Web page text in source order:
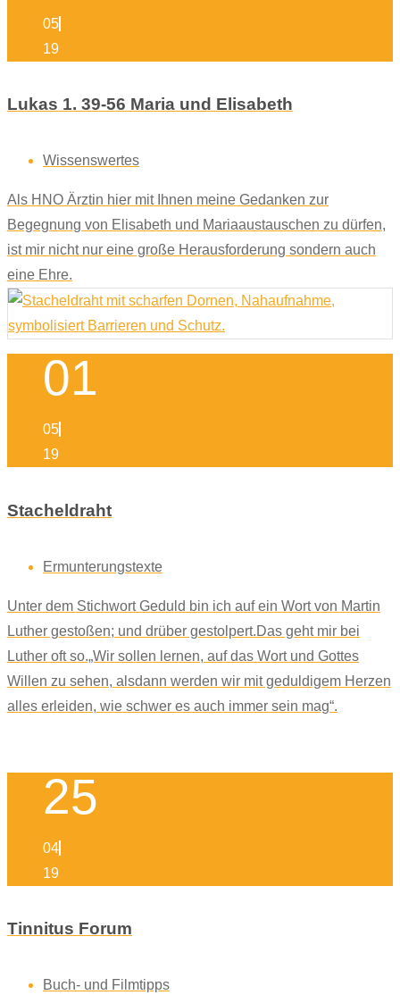
05
19
Lukas 1. 39-56 Maria und Elisabeth
Wissenswertes
Als HNO Ärztin hier mit Ihnen meine Gedanken zur
Begegnung von Elisabeth und Mariaaustauschen zu dürfen,
ist mir nicht nur eine große Herausforderung sondern auch
eine Ehre.
01
05
19
Stacheldraht
Ermunterungstexte
Unter dem Stichwort Geduld bin ich auf ein Wort von Martin
Luther gestoßen; und drüber gestolpert.Das geht mir bei
Luther oft so.„Wir sollen lernen, auf das Wort und Gottes
Willen zu sehen, alsdann werden wir mit geduldigem Herzen
alles erleiden, wie schwer es auch immer sein mag“.
25
04
19
Tinnitus Forum
Buch- und Filmtipps